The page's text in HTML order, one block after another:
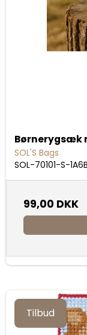
Børnerygsæk
SOL'S Bags
SOL-70101-S-1A6B
99,00 DKK
Tilbud